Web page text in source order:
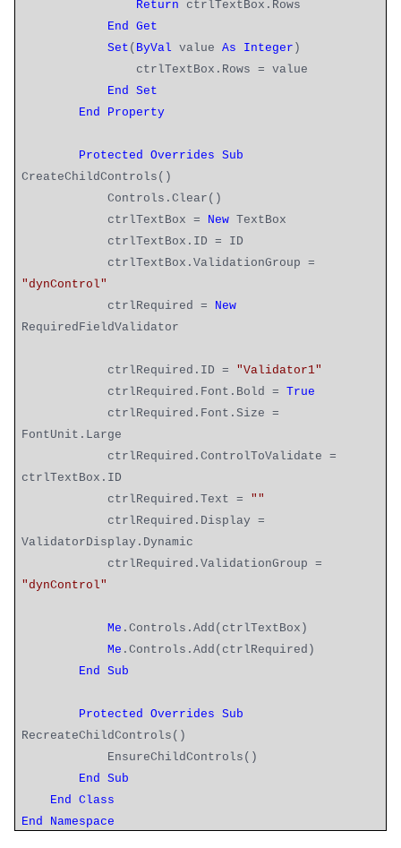
Return ctrlTextBox.Rows
End
Get
Set ( ByVal valueAs Integer )
ctrlTextBox.Rows = value
End
Set
End
Property
Protected Overrides
Sub
CreateChildControls()
Controls.Clear()
ctrlTextBox = New TextBox
ctrlTextBox.ID = ID
ctrlTextBox.ValidationGroup =
"dynControl"
ctrlRequired = New
RequiredFieldValidator
ctrlRequired.ID = "Validator1"
ctrlRequired.Font.Bold =True
ctrlRequired.Font.Size =
FontUnit.Large
ctrlRequired.ControlToValidate =
ctrlTextBox.ID
ctrlRequired.Text = ""
ctrlRequired.Display =
ValidatorDisplay.Dynamic
ctrlRequired.ValidationGroup =
"dynControl"
Me .Controls.Add(ctrlTextBox)
Me .Controls.Add(ctrlRequired)
End
Sub
Protected Overrides
Sub
RecreateChildControls()
EnsureChildControls()
End
Sub
End
Class
End
Namespace